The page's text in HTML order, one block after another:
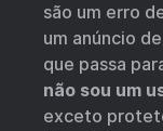
são um erro
um anúncio
que passa
não sou um
exceto